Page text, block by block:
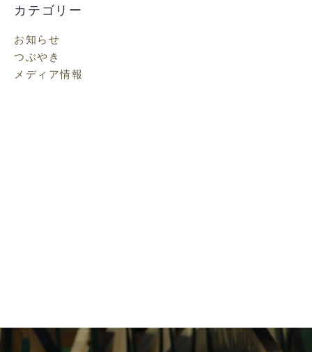
カ
ブ
カテゴリー
お知らせ
つぶやき
メディア情報